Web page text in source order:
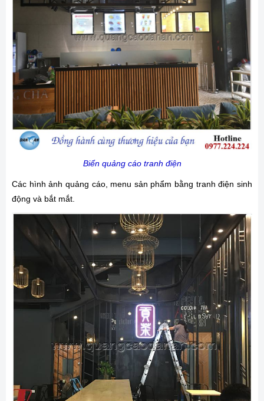
Biển quảng cáo tranh điện
Các hình ảnh quảng cáo, menu sản phẩm bằng tranh điện sinh
động và bắt mắt.